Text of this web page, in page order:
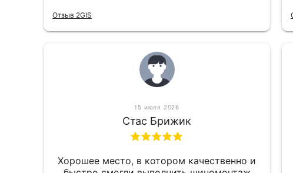
Отзыв 2GIS
15 июля 2026
Стас Брижик
Хорошее место, в котором качественно и